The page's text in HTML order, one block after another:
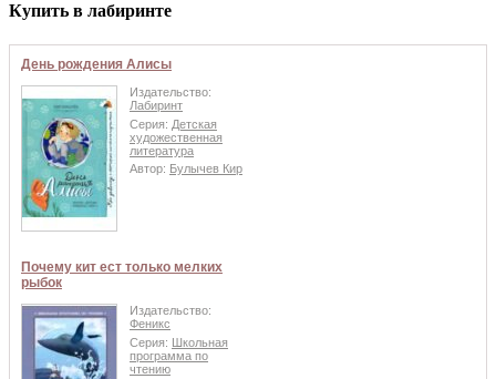
Купить в лабиринте
День рождения Алисы
Издательство:
Лабиринт
Серия: Детская
художественная
литература
Автор: Булычев Кир
Почему кит ест только мелких
рыбок
Издательство:
Феникс
Серия: Школьная
программа по
чтению